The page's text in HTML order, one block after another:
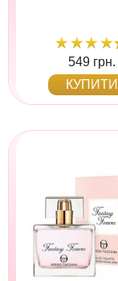
549 грн.
КУПИТИ